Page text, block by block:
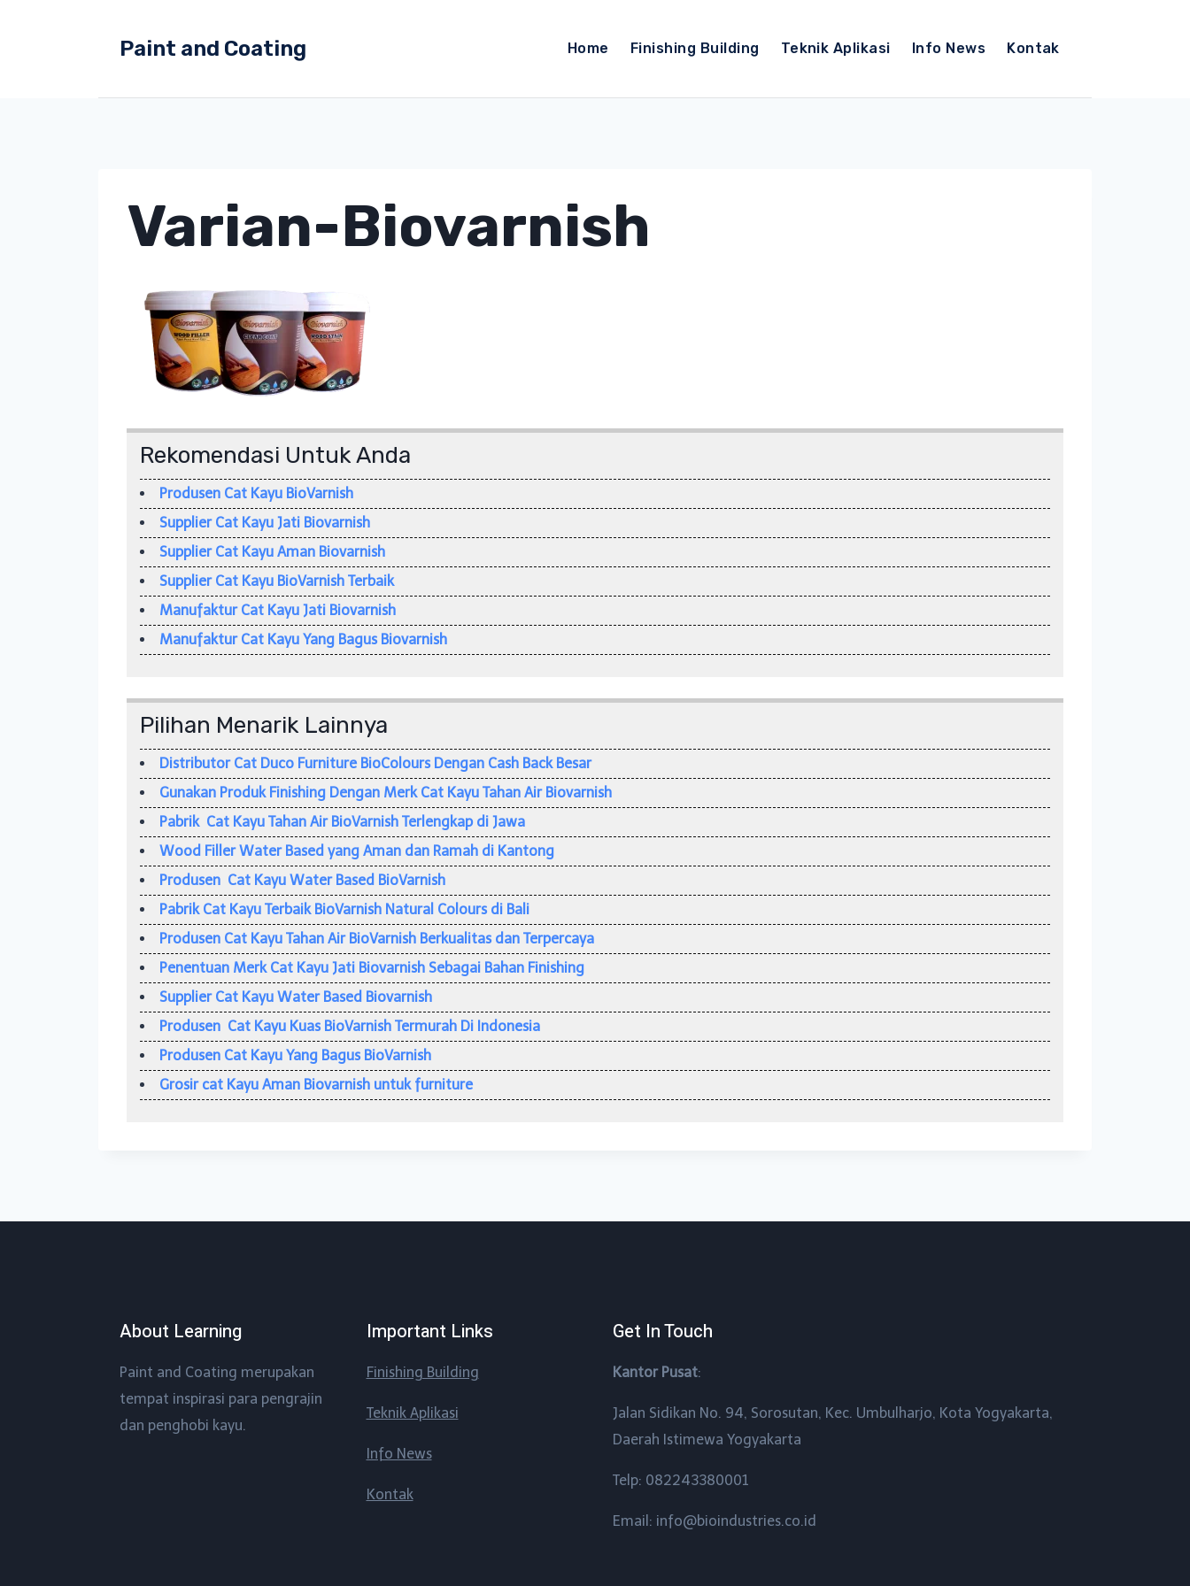
Paint and Coating Home Finishing Building Teknik Aplikasi Info News Kontak
Varian-Biovarnish
Rekomendasi Untuk Anda
Produsen Cat Kayu BioVarnish
Supplier Cat Kayu Jati Biovarnish
Supplier Cat Kayu Aman Biovarnish
Supplier Cat Kayu BioVarnish Terbaik
Manufaktur Cat Kayu Jati Biovarnish
Manufaktur Cat Kayu Yang Bagus Biovarnish
Pilihan Menarik Lainnya
Distributor Cat Duco Furniture BioColours Dengan Cash Back Besar
Gunakan Produk Finishing Dengan Merk Cat Kayu Tahan Air Biovarnish
Pabrik Cat Kayu Tahan Air BioVarnish Terlengkap di Jawa
Wood Filler Water Based yang Aman dan Ramah di Kantong
Produsen Cat Kayu Water Based BioVarnish
Pabrik Cat Kayu Terbaik BioVarnish Natural Colours di Bali
Produsen Cat Kayu Tahan Air BioVarnish Berkualitas dan Terpercaya
Penentuan Merk Cat Kayu Jati Biovarnish Sebagai Bahan Finishing
Supplier Cat Kayu Water Based Biovarnish
Produsen Cat Kayu Kuas BioVarnish Termurah Di Indonesia
Produsen Cat Kayu Yang Bagus BioVarnish
Grosir cat Kayu Aman Biovarnish untuk furniture
About Learning
Paint and Coating merupakan
tempat inspirasi para pengrajin
dan penghobi kayu.
Important Links
Finishing Building
Teknik Aplikasi
Info News
Kontak
Get In Touch
Kantor Pusat:
Jalan Sidikan No. 94, Sorosutan, Kec. Umbulharjo, Kota Yogyakarta,
Daerah Istimewa Yogyakarta
Telp: 082243380001
Email: info@bioindustries.co.id